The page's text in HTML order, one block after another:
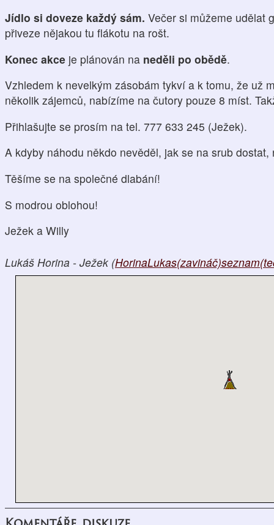
Jídlo si doveze každý sám. Večer si můžeme udělat
přiveze nějakou tu flákotu na rošt.
Konec akce je plánován na neděli po obědě.
Vzhledem k nevelkým zásobám tykví a k tomu, že už
několik zájemců, nabízíme na čutory pouze 8 míst.
Přihlašujte se prosím na tel. 777 633 245 (Ježek).
A kdyby náhodu někdo nevěděl, jak se na srub
Těšíme se na společné dlabání!
S modrou oblohou!
Ježek a Willy
Lukáš Horina - Ježek (